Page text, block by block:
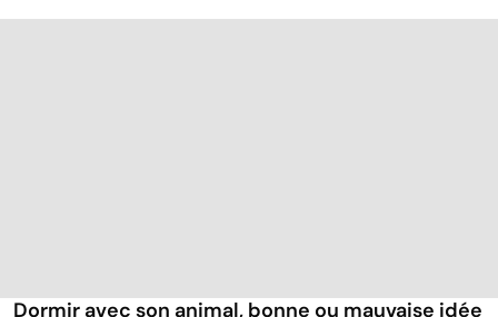
Dormir avec son animal, bonne ou mauvaise idée